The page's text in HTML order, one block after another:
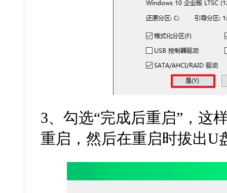
3、勾选“完成后重启” ，这
重启，然后在重启时拔出U